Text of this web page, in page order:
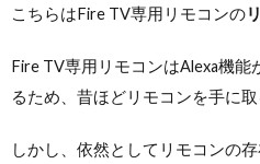
こちらはFire TV専用リモコンの
Fire TV専用リモコンはAlexa機
るため、昔ほどリモコンを手に
しかし、依然としてリモコンの